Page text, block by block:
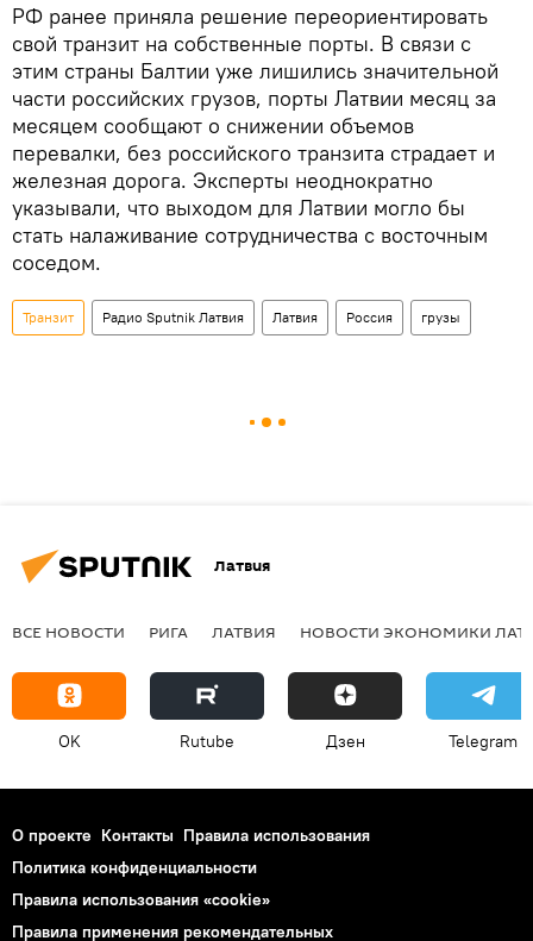
РФ ранее приняла решение переориентировать
свой транзит на собственные порты. В связи с
этим страны Балтии уже лишились значительной
части российских грузов, порты Латвии месяц за
месяцем сообщают о снижении объемов
перевалки, без российского транзита страдает и
железная дорога. Эксперты неоднократно
указывали, что выходом для Латвии могло бы
стать налаживание сотрудничества с восточным
соседом.
Транзит Радио Sputnik Латвия Латвия Россия грузы
Латвия
ВСЕ НОВОСТИ РИГА ЛАТВИЯ НОВОСТИ ЭКОНОМИКИ
OK Rutube Дзен Telegram
О проекте Контакты Правила использования
Политика конфиденциальности
Правила использования «cookie»
Правила применения рекомендательных